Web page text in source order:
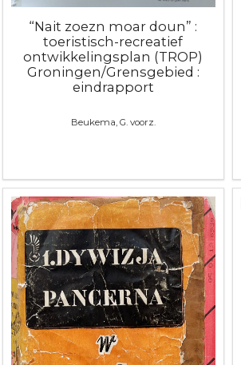
“Nait zoezn moar doun” :
toeristisch-recreatief
ontwikkelingsplan (TROP)
Groningen/Grensgebied :
eindrapport
Beukema, G. voorz.